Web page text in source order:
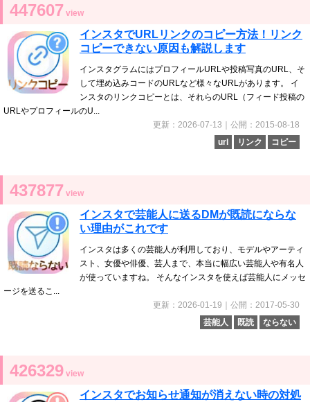
447607 view
インスタでURLリンクのコピー方法！リンク
コピーできない原因も解説します
インスタグラムにはプロフィールURLや投稿写真のURL、そ
して埋め込みコードのURLなど様々なURLがあります。 イ
ンスタのリンクコピーとは、それらのURL（フィード投稿の
URLやプロフィールのU...
更新：2026-07-13｜公開：2015-08-18
url
リンク コピー
437877 view
インスタで芸能人に送るDMが既読にならな
い理由がこれです
インスタは多くの芸能人が利用しており、モデルやアーティ
スト、女優や俳優、芸人まで、本当に幅広い芸能人や有名人
が使っていますね。 そんなインスタを使えば芸能人にメッセ
ージを送るこ...
更新：2026-01-19｜公開：2017-05-30
芸能人
既読 ならない
426329 view
インスタでお知らせ通知が消えない時の対処